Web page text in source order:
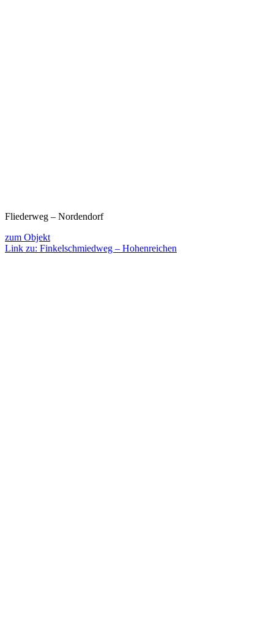
Fliederweg – Nordendorf
zum Objekt
Link zu: Finkelschmiedweg – Hohenreichen